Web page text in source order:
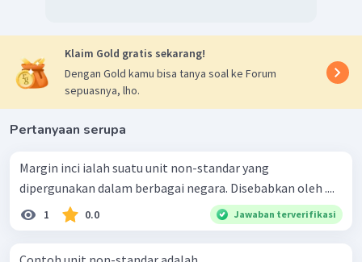
Klaim Gold gratis sekarang!
Dengan Gold kamu bisa tanya soal ke Forum
sepuasnya, lho.
Pertanyaan serupa
Margin inci ialah suatu unit non-standar yang
dipergunakan dalam berbagai negara. Disebabkan oleh ....
1 0.0 Jawaban terverifikasi